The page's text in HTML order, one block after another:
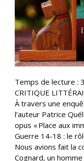
Temps de lecture : 3
CRITIQUE
À travers une
l’auteur Patrice
opus « Place aux
Guerre 14-18 : le
Nous avions fait la
Cognard, un